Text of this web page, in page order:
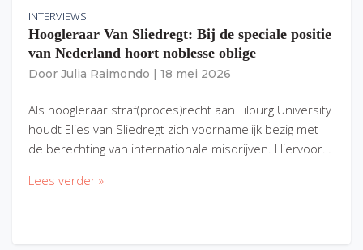
INTERVIEWS
Hoogleraar Van Sliedregt: Bij de speciale positie
van Nederland hoort noblesse oblige
Door Julia Raimondo 18 mei 2026
Als hoogleraar straf(proces)recht aan Tilburg University
houdt Elies van Sliedregt zich voornamelijk bezig met
de berechting van internationale misdrijven. Hiervoor…
Lees verder »